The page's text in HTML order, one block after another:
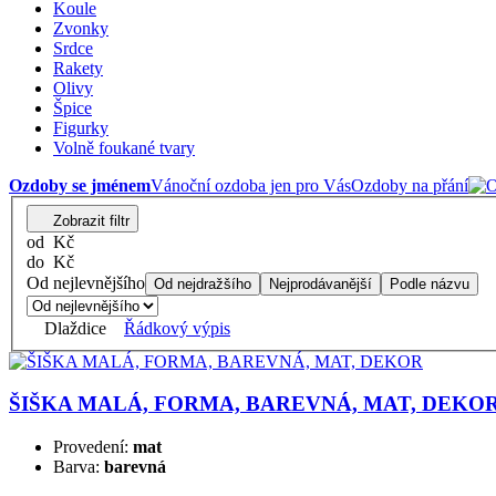
Koule
Zvonky
Srdce
Rakety
Olivy
Špice
Figurky
Volně foukané tvary
Ozdoby se jménemVánoční ozdoba jen pro VásOzdoby na přání
Zobrazit filtr
od Kč
do Kč
Od nejlevnějšího Od nejdražšího Nejprodávanější Podle názvu
Dlaždice Řádkový výpis
ŠIŠKA MALÁ, FORMA, BAREVNÁ, MAT,
Provedení: mat
Barva: barevná